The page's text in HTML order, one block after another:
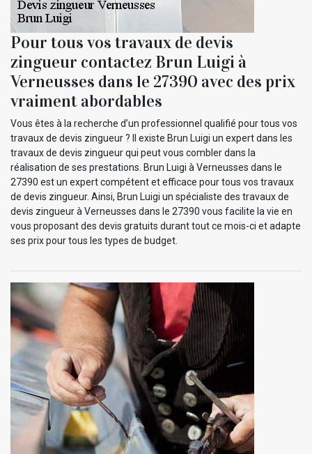
Pour tous vos travaux de devis
zingueur contactez Brun Luigi à
Verneusses dans le 27390 avec des prix
vraiment abordables
Vous êtes à la recherche d’un professionnel qualifié pour tous vos
travaux de devis zingueur ? Il existe Brun Luigi un expert dans les
travaux de devis zingueur qui peut vous combler dans la
réalisation de ses prestations. Brun Luigi à Verneusses dans le
27390 est un expert compétent et efficace pour tous vos travaux
de devis zingueur. Ainsi, Brun Luigi un spécialiste des travaux de
devis zingueur à Verneusses dans le 27390 vous facilite la vie en
vous proposant des devis gratuits durant tout ce mois-ci et adapte
ses prix pour tous les types de budget.